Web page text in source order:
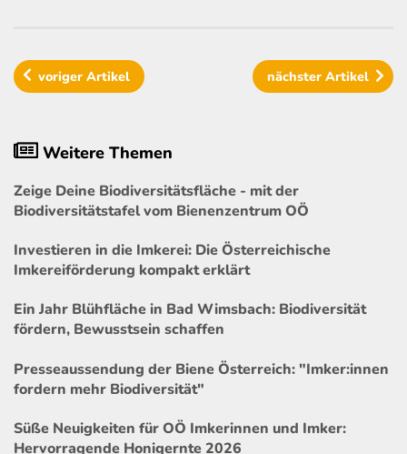
vorigerArtikel nächster Artikel
Weitere Themen
Zeige Deine Biodiversitätsfläche - mit der
Biodiversitätstafel vom Bienenzentrum OÖ
Investieren in die Imkerei: Die Österreichische
Imkereiförderung kompakt erklärt
Ein Jahr Blühfläche in Bad Wimsbach: Biodiversität
fördern, Bewusstsein schaffen
Presseaussendung der Biene Österreich: "Imker:innen
fordern mehr Biodiversität"
Süße Neuigkeiten für OÖ Imkerinnen und Imker:
Hervorragende Honigernte 2026